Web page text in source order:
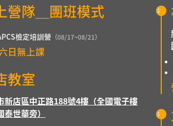
營隊＿團班模式
檢定培訓營 （08/17~08/21）
日無上課
教室
新店區中正路188號4樓（全國電子樓
泰世華旁）